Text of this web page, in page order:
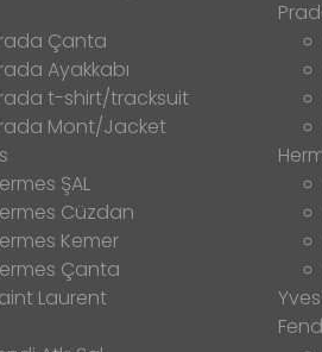
Çanta
Ayakkabı
t-shirt/tracksuit
Mont/Jacket
ŞAL
Cüzdan
Kemer
Çanta
Laurent